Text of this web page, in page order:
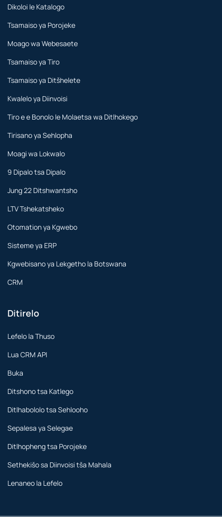
Dikoloi le Katalogo
Tsamaiso ya Porojeke
Moago wa Webesaete
Tsamaiso ya Tiro
Tsamaiso ya Ditšhelete
Kwalelo ya Diinvoisi
Tiro e e Bonolo le Molaetsa wa Ditlhokego
Tirisano ya Sehlopha
Moagi wa Lokwalo
9 Dipalo tsa Dipalo
Jung 22 Ditshwantsho
LTV Tshekatsheko
Otomation ya Kgwebo
Sisteme ya ERP
Kgwebisano ya Lekgetho la Botswana
CRM
Ditirelo
Lefelo la Thuso
Lua CRM API
Buka
Ditshono tsa Katlego
Ditlhabololo tsa Sehlooho
Sepalesa ya Selegae
Ditlhopheng tsa Porojeke
Sethekišo sa Diinvoisi tša Mahala
Lenaneo la Lefelo